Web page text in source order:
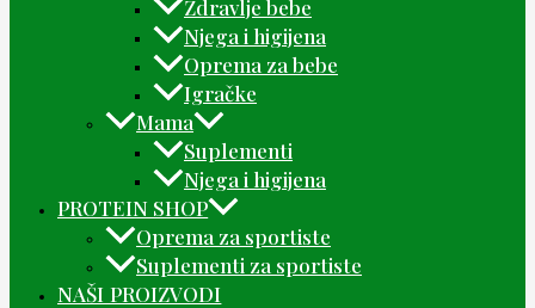
Zdravlje bebe
Njega i higijena
Oprema za bebe
Igračke
Mama
Suplementi
Njega i higijena
PROTEIN SHOP
Oprema za sportiste
Suplementi za sportiste
NAŠI PROIZVODI